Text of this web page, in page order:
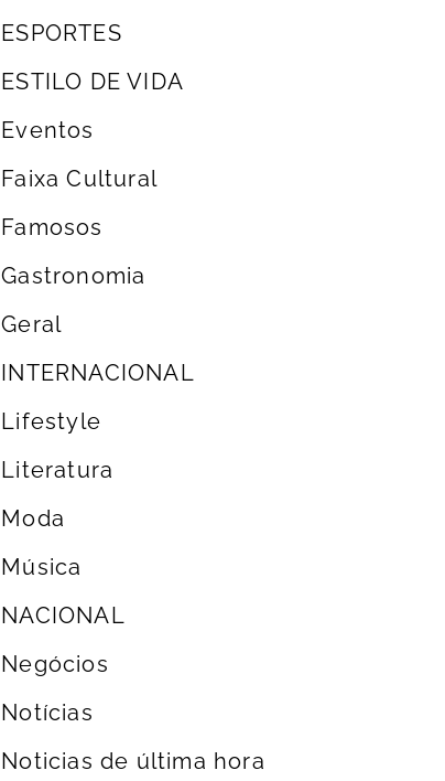
ESPORTES
ESTILO DE VIDA
Eventos
Faixa Cultural
Famosos
Gastronomia
Geral
INTERNACIONAL
Lifestyle
Literatura
Moda
Música
NACIONAL
Negócios
Notícias
Noticias de última hora